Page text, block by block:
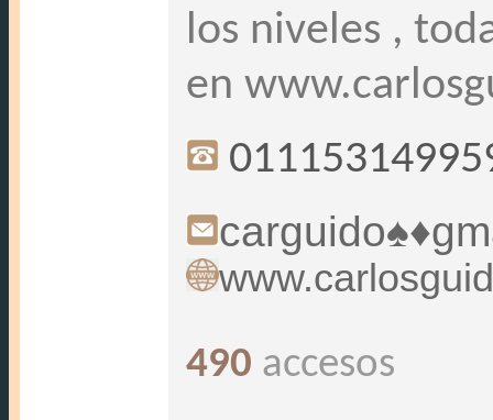
los niveles ,
en
490 accesos